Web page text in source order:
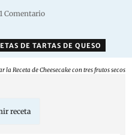
1 Comentario
DE TARTAS DE QUESO
la Receta de Cheesecake con tres frutos secos
receta